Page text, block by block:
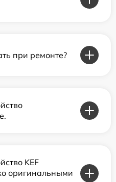
при ремонте?
KEF
оригинальными